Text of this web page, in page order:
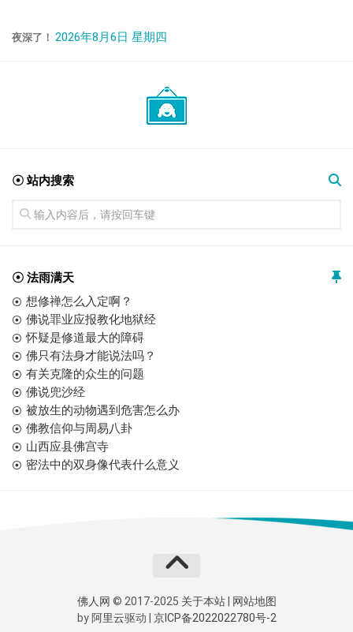
夜深了！ 2026年8月6日 星期四
☉ 站内搜索
☉ 法雨满天
想修禅怎么入定啊？
佛说罪业应报教化地狱经
怀疑是修道最大的障碍
佛只有法身才能说法吗？
有关克隆的众生的问题
佛说兜沙经
被放生的动物遇到危害怎么办
佛教信仰与周易八卦
山西应县佛宫寺
密法中的双身像代表什么意义
佛人网 © 2017-2025 关于本站|
网站地图
by 阿里云驱动 | 京ICP备2022022780号-2